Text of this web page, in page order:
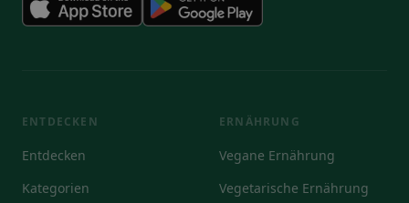
ENTDECKEN
Entdecken
Kategorien
ERNÄHRUNG
Vegane Ernährung
Vegetarische Ernährung